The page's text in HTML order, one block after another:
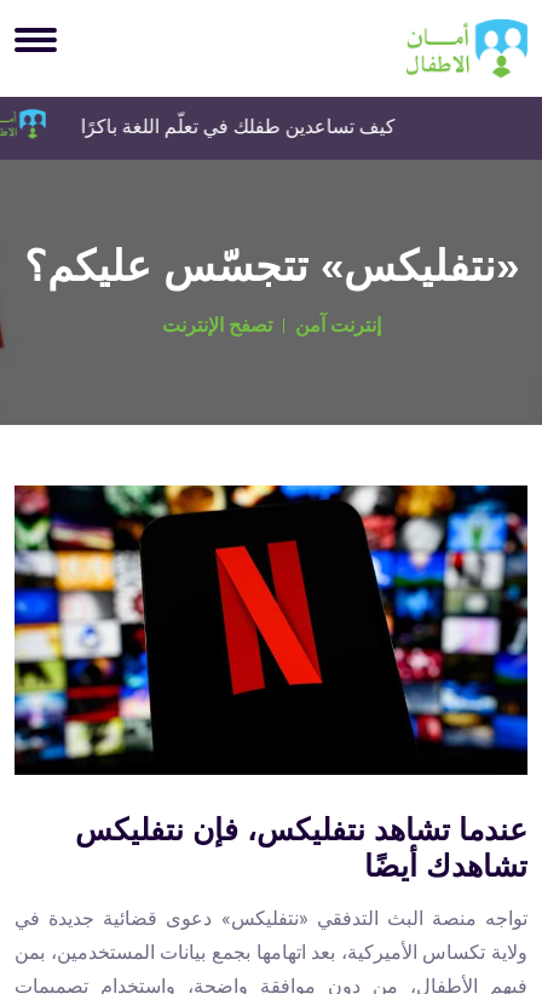
كيف تساعدين طفلك في تعلّم اللغة باكرًا
«نتفليكس» تتجسّس عليكم؟
إنترنت آمن تصفح الإنترنت
عندما تشاهد نتفليكس، فإن نتفليكس
تشاهدك أيضًا
تواجه منصة البث التدفقي «نتفليكس» دعوى قضائية جديدة في
ولاية تكساس الأميركية، بعد اتهامها بجمع بيانات المستخدمين، بمن
فيهم الأطفال، من دون موافقة واضحة، واستخدام تصميمات